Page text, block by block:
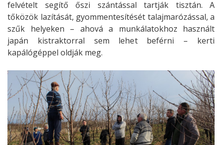
felvételt segítő őszi szántással tartják tisztán. A
tőközök lazítását, gyommentesítését talajmarózással, a
szűk helyeken – ahová a munkálatokhoz használt
japán kistraktorral sem lehet beférni – kerti
kapálógéppel oldják meg.